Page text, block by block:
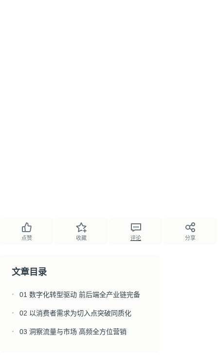
点赞 收藏 评论 分享
文章目录
● 01 数字化转型驱动 前后端全产业链完备
● 02 以消费者需求为切入点突破同质化
● 03 洞察流量与市场 高频全方位营销